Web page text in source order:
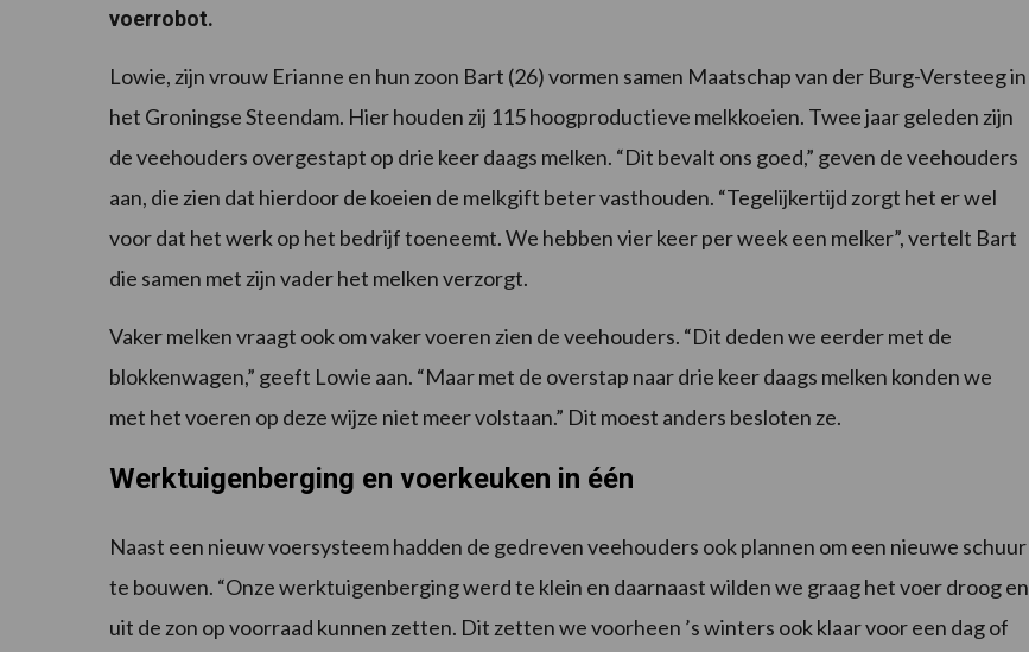
voerrobot.
Lowie, zijn vrouw Erianne en hun zoon Bart (26) vormen samen Maatschap van der Burg-Versteeg in
het Groningse Steendam. Hier houden zij 115 hoogproductieve melkkoeien. Twee jaar geleden zijn
de veehouders overgestapt op drie keer daags melken. “Dit bevalt ons goed,” geven de veehouders
aan, die zien dat hierdoor de koeien de melkgift beter vasthouden. “Tegelijkertijd zorgt het er wel
voor dat het werk op het bedrijf toeneemt. We hebben vier keer per week een melker”, vertelt Bart
die samen met zijn vader het melken verzorgt.
Vaker melken vraagt ook om vaker voeren zien de veehouders. “Dit deden we eerder met de
blokkenwagen,” geeft Lowie aan. “Maar met de overstap naar drie keer daags melken konden we
met het voeren op deze wijze niet meer volstaan.” Dit moest anders besloten ze.
Werktuigenberging en voerkeuken in één
Naast een nieuw voersysteem hadden de gedreven veehouders ook plannen om een nieuwe schuur
te bouwen. “Onze werktuigenberging werd te klein en daarnaast wilden we graag het voer droog en
uit de zon op voorraad kunnen zetten. Dit zetten we voorheen ’s winters ook klaar voor een dag of